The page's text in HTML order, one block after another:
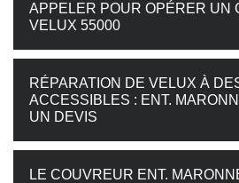
APPELER POUR OPÉRER UN
VELUX 55000
RÉPARATION DE VELUX À
ACCESSIBLES : ENT.
UN DEVIS
LE COUVREUR ENT.